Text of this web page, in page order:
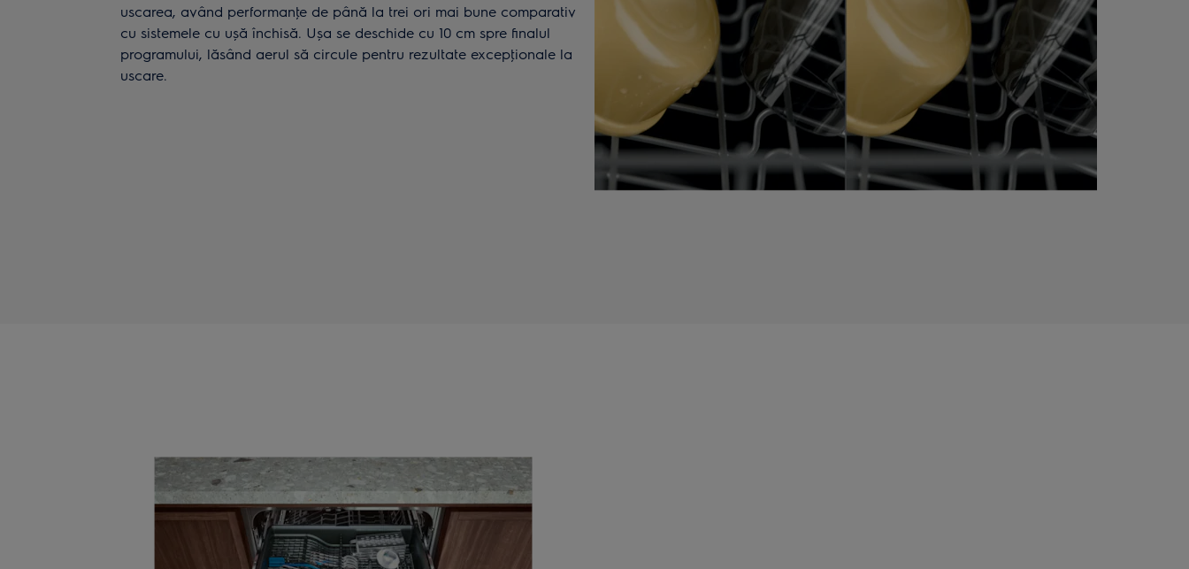
uscarea, având performanţe de până la trei ori mai bune comparativ
cu sistemele cu ușă închisă. Ușa se deschide cu 10 cm spre finalul
programului, lăsând aerul să circule pentru rezultate excepţionale la
uscare.